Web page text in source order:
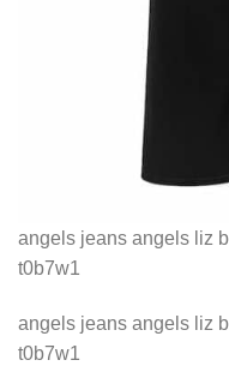
angels jeans angels liz
t0b7w1
angels jeans angels liz
t0b7w1